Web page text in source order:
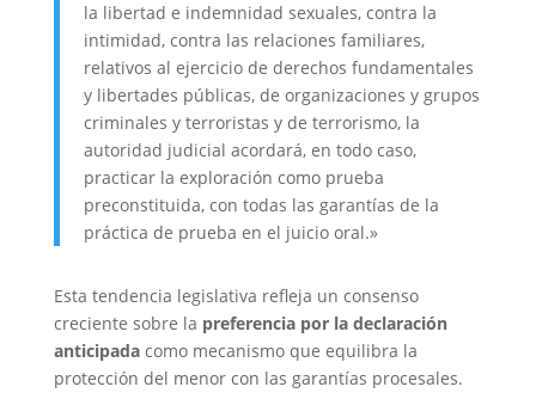
la libertad e indemnidad sexuales, contra la
intimidad, contra las relaciones familiares,
relativos al ejercicio de derechos fundamentales
y libertades públicas, de organizaciones y grupos
criminales y terroristas y de terrorismo, la
autoridad judicial acordará, en todo caso,
practicar la exploración como prueba
preconstituida, con todas las garantías de la
práctica de prueba en el juicio oral.»
Esta tendencia legislativa refleja un consenso
creciente sobre la preferencia por la declaración
anticipadacomo mecanismo que equilibra la
protección del menor con las garantías procesales.